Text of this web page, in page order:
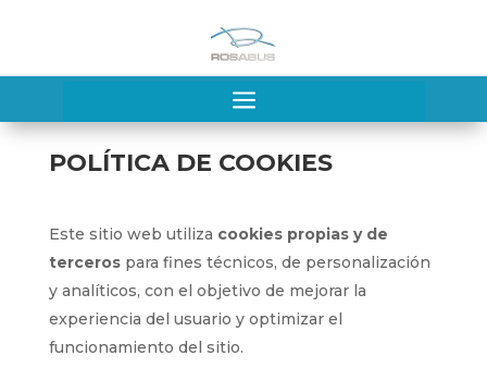
a
POLÍTICA DE COOKIES
Este sitio web utiliza cookies propias y de
tercerospara fines técnicos, de personalización
y analíticos, con el objetivo de mejorar la
experiencia del usuario y optimizar el
funcionamiento del sitio.